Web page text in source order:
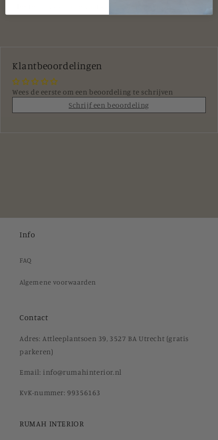
Klantbeoordelingen
Wees de eerste om een beoordeling te schrijven
Schrijf een beoordeling
Info
FAQ
Algemene voorwaarden
Contact
Adres: Attleeplantsoen 39, 3527 BA Utrecht (gratis
parkeren)
Email: info@rumahinterior.nl
KvK-nummer: 99356163
RUMAH INTERIOR